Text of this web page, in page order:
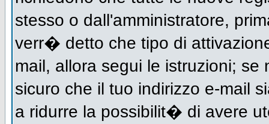
stesso o dall'amministratore,
verr� detto che tipo di
mail, allora segui le istruzioni;
sicuro che il tuo indirizzo e-mail
a ridurre la possibilit� di avere